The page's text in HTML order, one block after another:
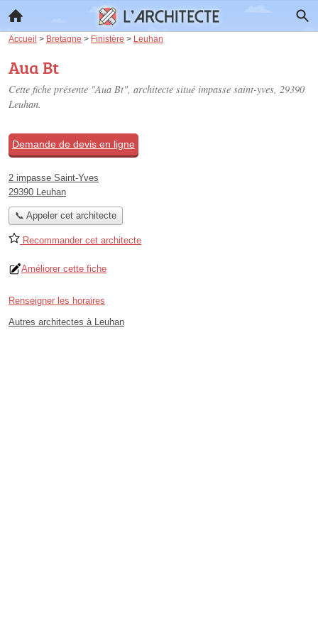
Accueil > Bretagne > Finistère > Leuhan
Aua Bt
Cette fiche présente "Aua Bt", architecte situé impasse saint-yves, 29390
Leuhan.
Demande de devis en ligne
2 impasse Saint-Yves
29390 Leuhan
📞 Appeler cet architecte
Recommander cet architecte
Améliorer cette fiche
Renseigner les horaires
Autres architectes à Leuhan